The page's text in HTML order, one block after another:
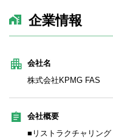
企業情報
会社名
株式会社KPMG FAS
会社概要
■リストラクチャリング